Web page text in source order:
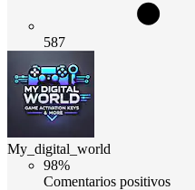
587
My_digital_world
98%
Comentarios positivos